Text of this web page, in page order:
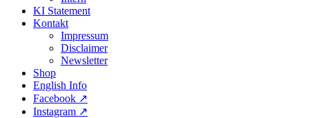
KI Statement
Kontakt
Impressum
Disclaimer
Newsletter
Shop
English Info
Facebook ↗︎
Instagram ↗︎